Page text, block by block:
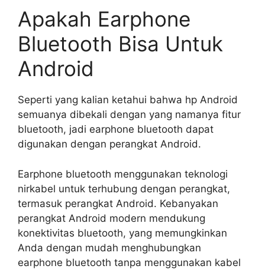
Apakah Earphone
Bluetooth Bisa Untuk
Android
Seperti yang kalian ketahui bahwa hp Android
semuanya dibekali dengan yang namanya fitur
bluetooth, jadi earphone bluetooth dapat
digunakan dengan perangkat Android.
Earphone bluetooth menggunakan teknologi
nirkabel untuk terhubung dengan perangkat,
termasuk perangkat Android. Kebanyakan
perangkat Android modern mendukung
konektivitas bluetooth, yang memungkinkan
Anda dengan mudah menghubungkan
earphone bluetooth tanpa menggunakan kabel